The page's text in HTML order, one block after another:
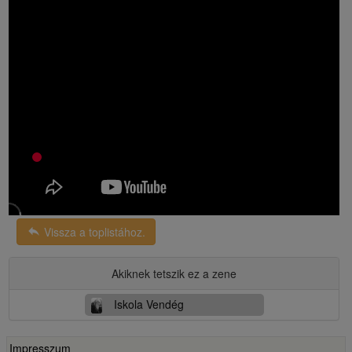
reply Vissza a toplistához.
Akiknek tetszik ez a zene
Iskola Vendég
Impresszum